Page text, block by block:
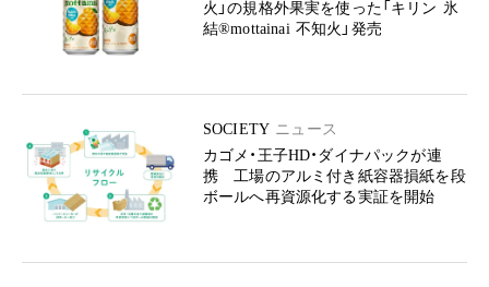
火」の規格外果実を使った「キリン 氷
結®mottainai 不知火」発売
SOCIETY ニュース
カゴメ・王子HD・ダイナパックが連
携 工場のアルミ付き紙容器損紙を段
ボールへ再資源化する実証を開始